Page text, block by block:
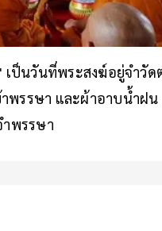
เป็นวันที่พระสงฆ์อยู่จำวัด
พรรษา และผ้าอาบน้ำฝน
พรรษา